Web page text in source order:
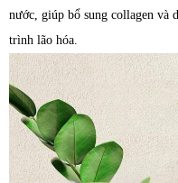
nước, giúp bổ sung collagen và
trình lão hóa.